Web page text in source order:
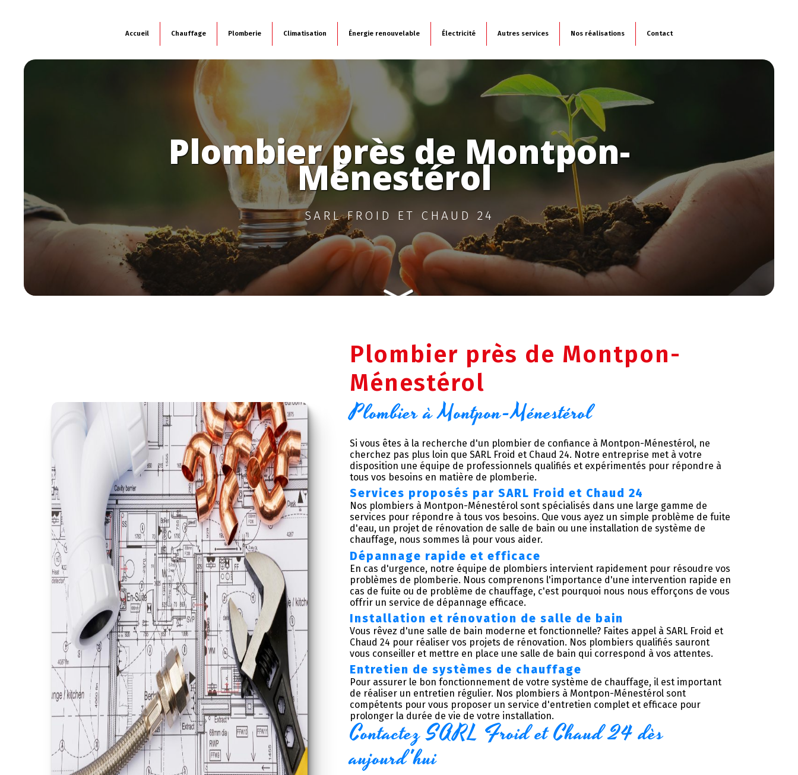
Accueil Chauffage Plomberie Climatisation Énergie renouvelable Électricité Autres services Nos réalisations Contact
Plombier près de Montpon-
Ménestérol
SARL FROID ET CHAUD 24
Plombier près de Montpon-
Ménestérol
Plombier à Montpon-Ménestérol
Si vous êtes à la recherche d'un plombier de confiance à Montpon-Ménestérol, ne
cherchez pas plus loin que SARL Froid et Chaud 24. Notre entreprise met à votre
disposition une équipe de professionnels qualifiés et expérimentés pour répondre à
tous vos besoins en matière de plomberie.
Services proposés par SARL Froid et Chaud 24
Nos plombiers à Montpon-Ménestérol sont spécialisés dans une large gamme de
services pour répondre à tous vos besoins. Que vous ayez un simple problème de fuite
d'eau, un projet de rénovation de salle de bain ou une installation de système de
chauffage, nous sommes là pour vous aider.
Dépannage rapide et efficace
En cas d'urgence, notre équipe de plombiers intervient rapidement pour résoudre vos
problèmes de plomberie. Nous comprenons l'importance d'une intervention rapide en
cas de fuite ou de problème de chauffage, c'est pourquoi nous nous efforçons de vous
offrir un service de dépannage efficace.
Installation et rénovation de salle de bain
Vous rêvez d'une salle de bain moderne et fonctionnelle? Faites appel à SARL Froid et
Chaud 24 pour réaliser vos projets de rénovation. Nos plombiers qualifiés sauront
vous conseiller et mettre en place une salle de bain qui correspond à vos attentes.
Entretien de systèmes de chauffage
Pour assurer le bon fonctionnement de votre système de chauffage, il est important
de réaliser un entretien régulier. Nos plombiers à Montpon-Ménestérol sont
compétents pour vous proposer un service d'entretien complet et efficace pour
prolonger la durée de vie de votre installation.
Contactez SARL Froid et Chaud 24 dès
aujourd'hui